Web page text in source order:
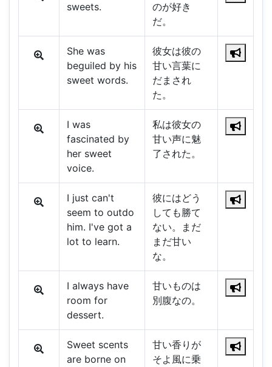
sweets.
のが好き
だ。
She was
beguiled by his
sweet words.
彼女は彼の
甘い言葉に
だまされ
た。
I was
fascinated by
her sweet
voice.
私は彼女の
甘い声に魅
了された。
I just can't
seem to outdo
him. I've got a
lot to learn.
彼にはどう
しても勝て
ない。まだ
まだ甘い
な。
I always have
room for
dessert.
甘いものは
別腹なの。
Sweet scents
are borne on
甘い香りが
そよ風に乗